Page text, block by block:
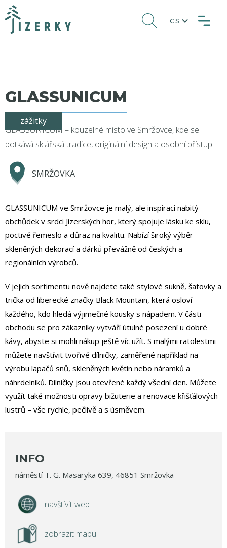
CS
GLASSUNICUM
zážitky
GLASSUNICUM – kouzelné místo ve Smržovce, kde se
potkává sklářská tradice, originální design a osobní přístup
SMRŽOVKA
GLASSUNICUM ve Smržovce je malý, ale inspirací nabitý
obchůdek v srdci Jizerských hor, který spojuje lásku ke sklu,
poctivé řemeslo a důraz na kvalitu. Nabízí široký výběr
skleněných dekorací a dárků převážně od českých a
regionálních výrobců.
V jejich sortimentu nově najdete také stylové sukně, šatovky a
trička od liberecké značky Black Mountain, která osloví
každého, kdo hledá výjimečné kousky s nápadem. V části
obchodu se pro zákazníky vytváří útulné posezení u dobré
kávy, abyste si mohli nákup ještě víc užít. S malými ratolestmi
můžete navštívit tvořivé dílničky, zaměřené například na
výrobu lapačů snů, skleněných květin nebo náramků a
náhrdelníků. Dílničky jsou otevřené každý všední den. Můžete
využít také možnosti opravy bižuterie a renovace křišťálových
lustrů – vše rychle, pečlivě a s úsměvem.
INFO
náměstí T. G. Masaryka 639, 46851 Smržovka
navštívit web
zobrazit mapu